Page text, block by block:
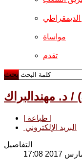
الديمقراطي
مواساة
تقدم
بحث
البريد الإلكتروني
التفاصيل